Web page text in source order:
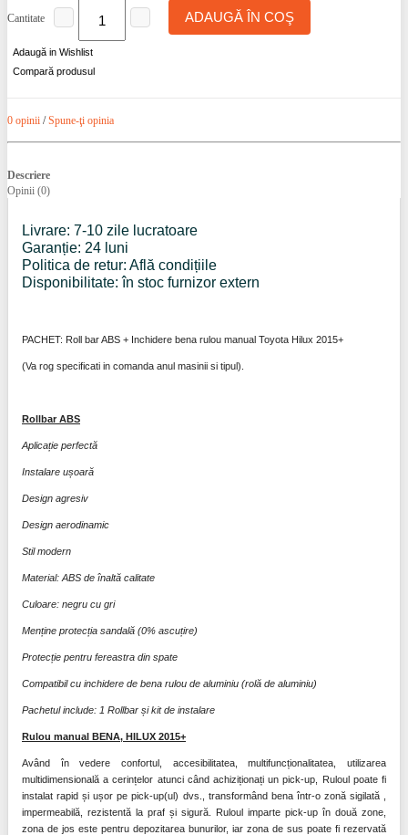
Cantitate ADAUGĂ ÎN COŞ
Adaugă in Wishlist
Compară produsul
0 opinii /Spune-ţi opinia
Descriere
Opinii (0)
Livrare: 7-10 zile lucratoare
Garanție: 24 luni
Politica de retur: Află condițiile
Disponibilitate: în stoc furnizor extern
PACHET: Roll bar ABS + Inchidere bena rulou manual Toyota Hilux 2015+
(Va rog specificati in comanda anul masinii si tipul).
Rollbar ABS
Aplicație perfectă
Instalare ușoară
Design agresiv
Design aerodinamic
Stil modern
Material: ABS de înaltă calitate
Culoare: negru cu gri
Menține protecția sandală (0% ascuțire)
Protecție pentru fereastra din spate
Compatibil cu inchidere de bena rulou de aluminiu (rolă de aluminiu)
Pachetul include: 1 Rollbar și kit de instalare
Rulou manual BENA, HILUX 2015+
Având în vedere confortul, accesibilitatea, multifuncționalitatea, utilizarea
multidimensională a cerințelor atunci când achiziționați un pick-up, Ruloul poate fi
instalat rapid și ușor pe pick-up(ul) dvs., transformând bena într-o zonă sigilată ,
impermeabilă, rezistentă la praf și sigură. Ruloul imparte pick-up în două zone,
zona de jos este pentru depozitarea bunurilor, iar zona de sus poate fi rezervată